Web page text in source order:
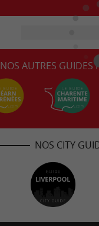
NOS AUTRES GUIDES
NOS CITY